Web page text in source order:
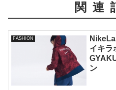
関連
FASHION
イキラ
ン